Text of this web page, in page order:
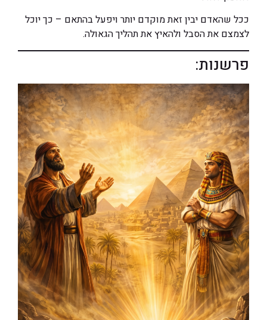
ככל שהאדם יבין זאת מוקדם יותר ויפעל בהתאם – כך יוכל
לצמצם את הסבל ולהאיץ את תהליך הגאולה.
פרשנות: